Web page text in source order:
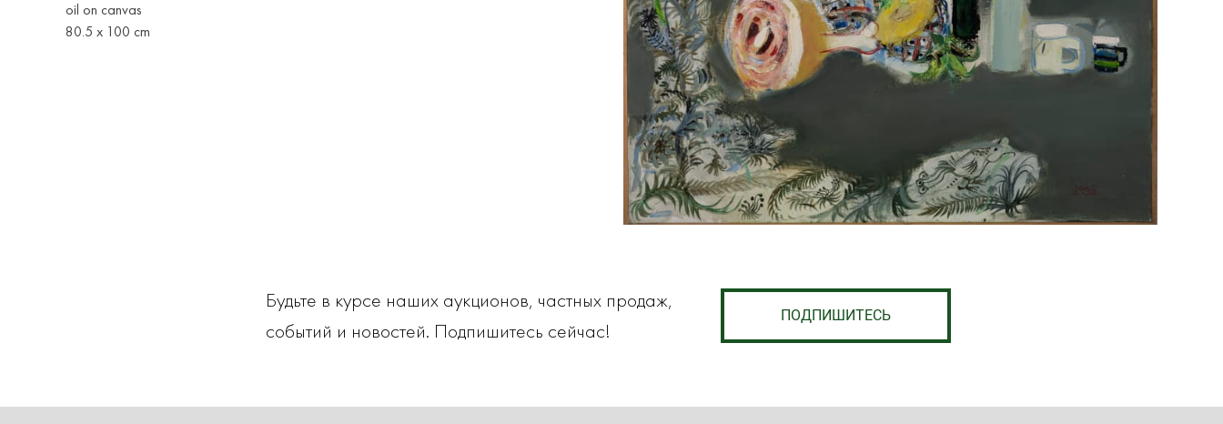
oil on canvas
80.5 x 100 cm
Будьте в курсе наших аукционов, частных продаж,
событий и новостей. Подпишитесь сейчас!
ПОДПИШИТЕСЬ